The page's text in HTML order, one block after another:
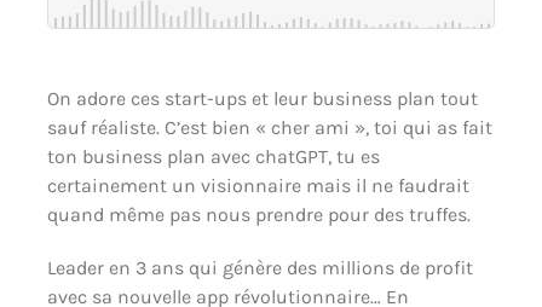
On adore ces start-ups et leur business plan tout
sauf réaliste. C’est bien « cher ami », toi qui as fait
ton business plan avec chatGPT, tu es
certainement un visionnaire mais il ne faudrait
quand même pas nous prendre pour des truffes.
Leader en 3 ans qui génère des millions de profit
avec sa nouvelle app révolutionnaire… En